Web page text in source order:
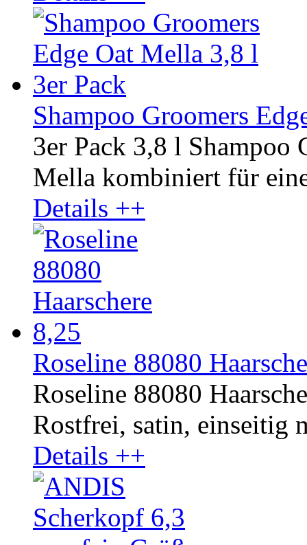
Shampoo Groomers
3er Pack 3,8 l Shampoo
Mella kombiniert für
Details ++
Roseline 88080
Roseline 88080
Rostfrei, satin, einseitig
Details ++